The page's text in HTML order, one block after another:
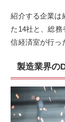
紹介する企業は
た14社と、総
信経済室が行っ
製造業界の